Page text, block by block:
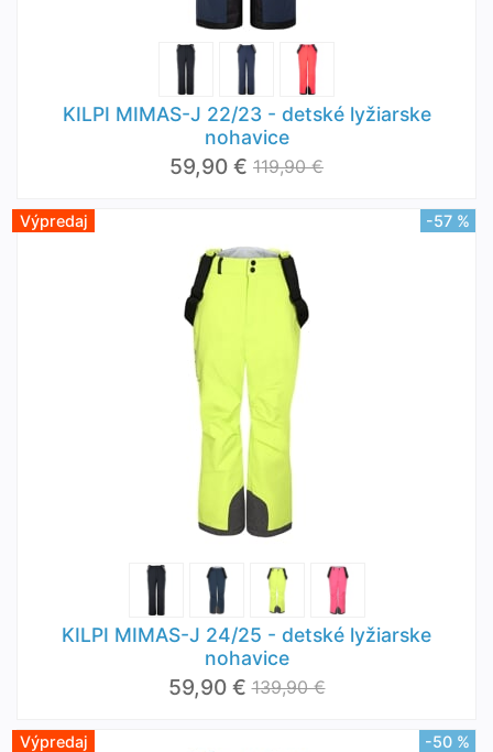
KILPI MIMAS-J 22/23 - detské lyžiarske
nohavice
59,90 € 119,90 €
Výpredaj -57 %
KILPI MIMAS-J 24/25 - detské lyžiarske
nohavice
59,90 € 139,90 €
Výpredaj -50 %